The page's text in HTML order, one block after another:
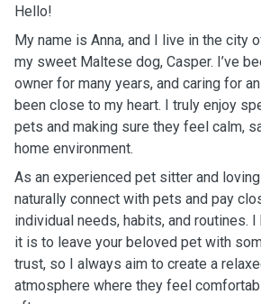
Hello!
My name is Anna, and I live in the city
my sweet Maltese dog, Casper. I’ve
owner for many years, and caring for
been close to my heart. I truly enjoy
pets and making sure they feel calm,
home environment.
As an experienced pet sitter and
naturally connect with pets and pay
individual needs, habits, and routines.
it is to leave your beloved pet with
trust, so I always aim to create a
atmosphere where they feel